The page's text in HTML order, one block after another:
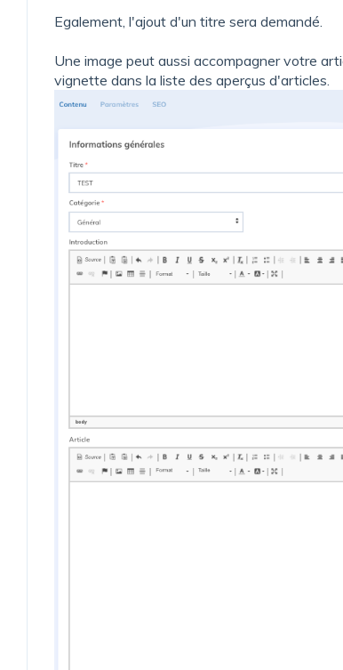
Egalement, l'ajout d'un titre sera demandé.
Une image peut aussi accompagner votre
vignette dans la liste des aperçus d'articles.